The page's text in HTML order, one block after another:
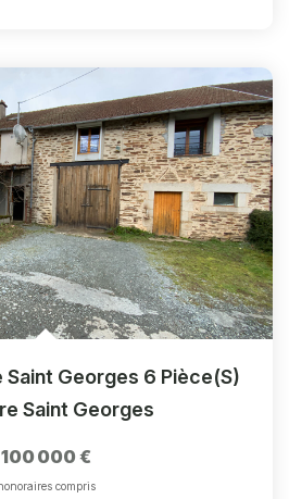
Saint Georges 6 Pièce(s)
Saint Georges
100 000 €
honoraires compris